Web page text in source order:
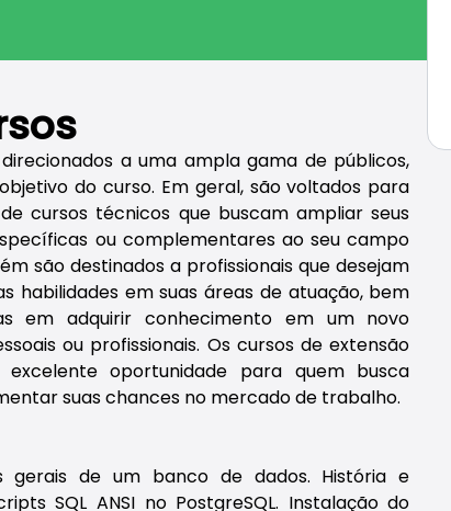
a uma ampla gama de públicos,
do curso. Em geral, são voltados para
cursos técnicos que buscam ampliar seus
ou complementares ao seu campo
são destinados a profissionais que desejam
habilidades em suas áreas de atuação, bem
em adquirir conhecimento em um novo
ou profissionais. Os cursos de extensão
oportunidade para quem busca
suas chances no mercado de trabalho.
gerais de um banco de dados. História e
SQL ANSI no PostgreSQL. Instalação do